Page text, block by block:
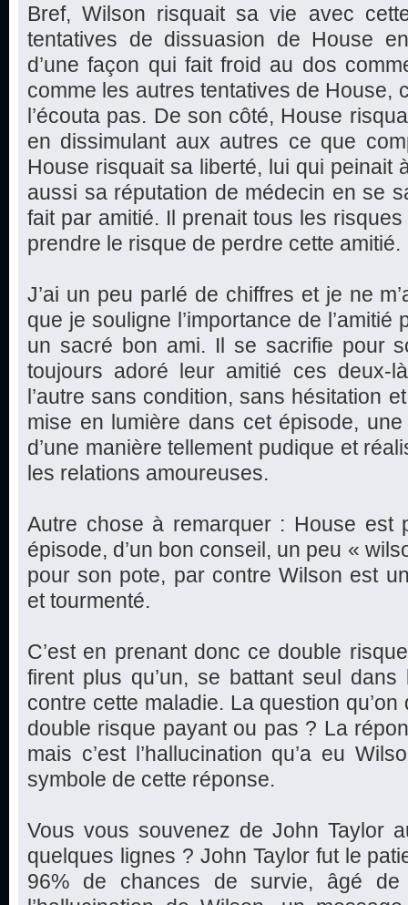
Bref, Wilson risquait sa vie avec
tentatives de dissuasion de House
d’une façon qui fait froid au dos
comme les autres tentatives de House,
l’écouta pas. De son côté, House
en dissimulant aux autres ce que
House risquait sa liberté, lui qui peinait
aussi sa réputation de médecin en se
fait par amitié. Il prenait tous les
prendre le risque de perdre cette amitié.
J’ai un peu parlé de chiffres et je ne
que je souligne l’importance de l’amitié
un sacré bon ami. Il se sacrifie pour
toujours adoré leur amitié ces deux-
l’autre sans condition, sans hésitation
mise en lumière dans cet épisode,
d’une manière tellement pudique et
les relations amoureuses.
Autre chose à remarquer : House est
épisode, d’un bon conseil, un peu «
pour son pote, par contre Wilson est
et tourmenté.
C’est en prenant donc ce double
firent plus qu’un, se battant seul
contre cette maladie. La question
double risque payant ou pas ? La
mais c’est l’hallucination qu’a eu
symbole de cette réponse.
Vous vous souvenez de John Taylor
quelques lignes ? John Taylor fut le
96% de chances de survie, âgé